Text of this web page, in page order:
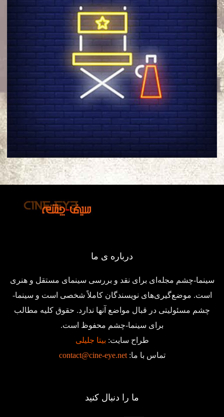
درباره ی ما
سینما-چشم مجله‌ای برای نقد و بررسی سینمای مستقل و هنری
است. موضع‌گیری‌های نویسندگان کاملاً شخصی است و سینما-
چشم مسئولیتی در قبال مواضع آنها ندارد. حقوق کلیه مطالب
برای سینما-چشم محفوظ است.
طراح سایت: بیتا جلیلی
تماس با ما:contact@cine-eye.net
ما را دنبال کنید